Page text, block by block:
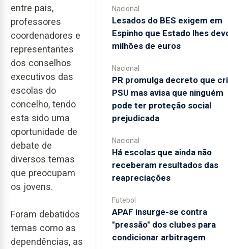
entre pais,
professores
coordenadores e
representantes
dos conselhos
executivos das
escolas do
concelho, tendo
esta sido uma
oportunidade de
debate de
diversos temas
que preocupam
os jovens.
Foram debatidos
temas como as
dependências, as
Nacional
Lesados do BES exigem em
Espinho que Estado lhes
milhões de euros
Nacional
PR promulga decreto que
PSU mas avisa que ninguém
pode ter proteção social
prejudicada
Nacional
Há escolas que ainda não
receberam resultados das
reapreciações
Futebol
APAF insurge-se contra
"pressão" dos clubes para
condicionar arbitragem